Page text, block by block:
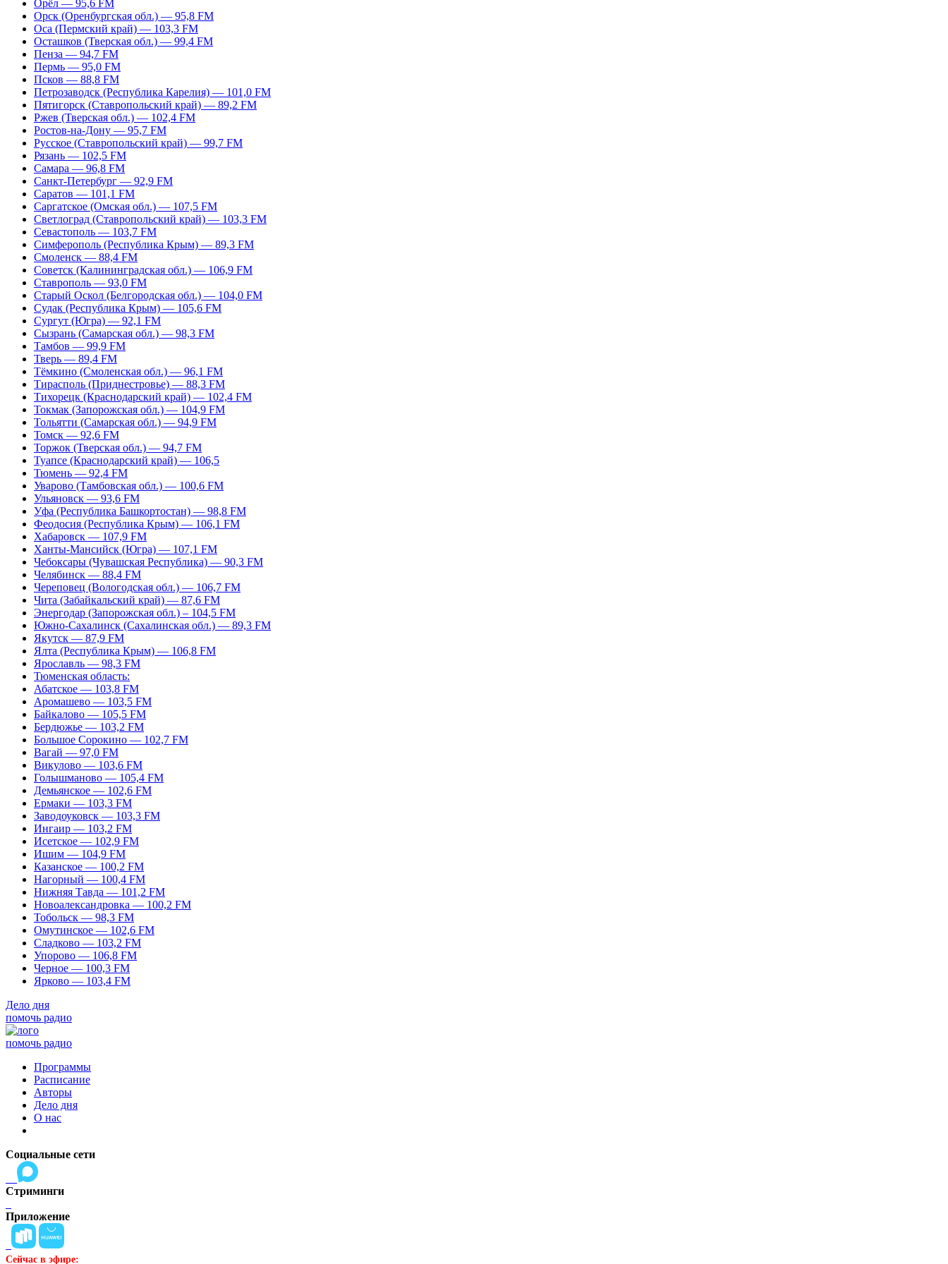
Орёл — 95,6 FM
Орск (Оренбургская обл.) — 95,8 FM
Оса (Пермский край) — 103,3 FM
Осташков (Тверская обл.) — 99,4 FM
Пенза — 94,7 FM
Пермь — 95,0 FM
Псков — 88,8 FM
Петрозаводск (Республика Карелия) — 101,0 FM
Пятигорск (Ставропольский край) — 89,2 FM
Ржев (Тверская обл.) — 102,4 FM
Ростов-на-Дону — 95,7 FM
Русское (Ставропольский край) — 99,7 FM
Рязань — 102,5 FM
Самара — 96,8 FM
Санкт-Петербург — 92,9 FM
Саратов — 101,1 FM
Саргатское (Омская обл.) — 107,5 FM
Светлоград (Ставропольский край) — 103,3 FM
Севастополь — 103,7 FM
Симферополь (Республика Крым) — 89,3 FM
Смоленск — 88,4 FM
Советск (Калининградская обл.) — 106,9 FM
Ставрополь — 93,0 FM
Старый Оскол (Белгородская обл.) — 104,0 FM
Судак (Республика Крым) — 105,6 FM
Сургут (Югра) — 92,1 FM
Сызрань (Самарская обл.) — 98,3 FM
Тамбов — 99,9 FM
Тверь — 89,4 FM
Тёмкино (Смоленская обл.) — 96,1 FM
Тирасполь (Приднестровье) — 88,3 FM
Тихорецк (Краснодарский край) — 102,4 FM
Токмак (Запорожская обл.) — 104,9 FM
Тольятти (Самарская обл.) — 94,9 FM
Томск — 92,6 FM
Торжок (Тверская обл.) — 94,7 FM
Туапсе (Краснодарский край) — 106,5
Тюмень — 92,4 FM
Уварово (Тамбовская обл.) — 100,6 FM
Ульяновск — 93,6 FM
Уфа (Республика Башкортостан) — 98,8 FM
Феодосия (Республика Крым) — 106,1 FM
Хабаровск — 107,9 FM
Ханты-Мансийск (Югра) — 107,1 FM
Чебоксары (Чувашская Республика) — 90,3 FM
Челябинск — 88,4 FM
Череповец (Вологодская обл.) — 106,7 FM
Чита (Забайкальский край) — 87,6 FM
Энергодар (Запорожская обл.) – 104,5 FM
Южно-Сахалинск (Сахалинская обл.) — 89,3 FM
Якутск — 87,9 FM
Ялта (Республика Крым) — 106,8 FM
Ярославль — 98,3 FM
Тюменская область:
Абатское — 103,8 FM
Аромашево — 103,5 FM
Байкалово — 105,5 FM
Бердюжье — 103,2 FM
Большое Сорокино — 102,7 FM
Вагай — 97,0 FM
Викулово — 103,6 FM
Голышманово — 105,4 FM
Демьянское — 102,6 FM
Ермаки — 103,3 FM
Заводоуковск — 103,3 FM
Ингаир — 103,2 FM
Исетское — 102,9 FM
Ишим — 104,9 FM
Казанское — 100,2 FM
Нагорный — 100,4 FM
Нижняя Тавда — 101,2 FM
Новоалександровка — 100,2 FM
Тобольск — 98,3 FM
Омутинское — 102,6 FM
Сладково — 103,2 FM
Упорово — 106,8 FM
Черное — 100,3 FM
Ярково — 103,4 FM
Дело дня
помочь радио
помочь радио
Программы
Расписание
Авторы
Дело дня
О нас
Социальные сети
Стриминги
Приложение
Сейчас в эфире: